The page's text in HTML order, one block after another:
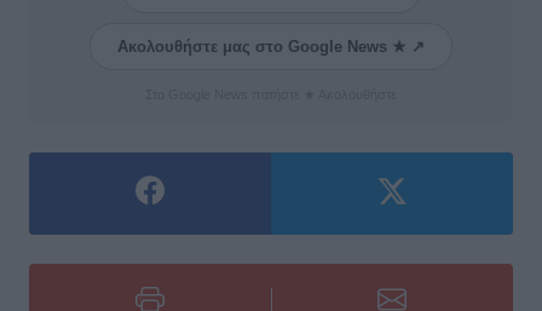
Ακολουθήστε μας στο Google News ★ ↗